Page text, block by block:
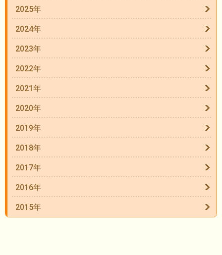
2025年
2024年
2023年
2022年
2021年
2020年
2019年
2018年
2017年
2016年
2015年